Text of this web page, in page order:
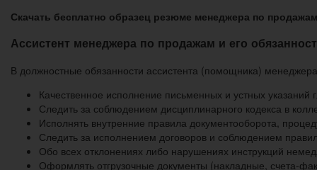
Скачать бесплатно образец резюме менеджера по
Ассистент менеджера по продажам и его
В должностные обязанности ассистента (помощника)
Качественное исполнение письменных и устных указаний
Следить за соблюдением дисциплинарного кодекса в
Исполнять внутренние правила документооборота,
Следить за исполнением договоров и соблюдением
Обо всех отклонениях либо нарушениях инструкций
Оформлять отгрузочные документы (накладные, счета-